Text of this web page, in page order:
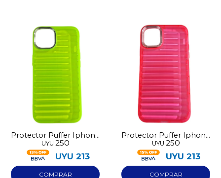
Protector Puffer Iphone
13 Verde
UYU 250
UYU 213
Protector Puffer Iphone
13 Rosado
UYU 250
UYU 213